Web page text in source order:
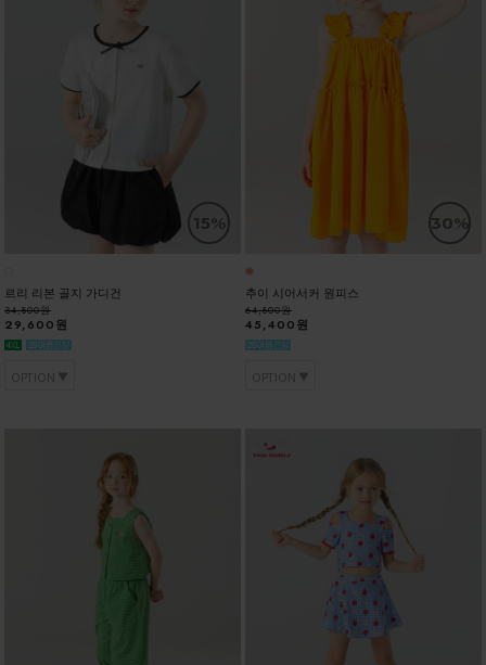
15%
르리 리본 골지 가디건
34,800원
29,600원
OPTION
30%
추이 시어서커 원피스
64,800원
45,400원
OPTION